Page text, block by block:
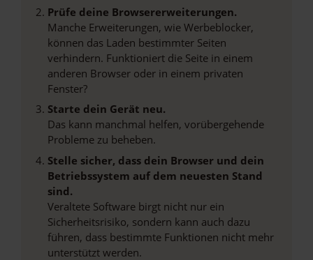
Prüfe deine Browsererweiterungen.
Manche Erweiterungen, wie Werbeblocker,
können das Laden bestimmter Seiten
verhindern. Funktioniert die Seite in einem
anderen Browser oder in einem privaten
Fenster?
Starte dein Gerät neu.
Das kann manchmal helfen, vorübergehende
Probleme zu beheben.
Stelle sicher, dass dein Browser und dein
Betriebssystem auf dem neuesten Stand
sind.
Veraltete Software birgt nicht nur ein
Sicherheitsrisiko, sondern kann auch dazu
führen, dass bestimmte Funktionen nicht mehr
unterstützt werden.